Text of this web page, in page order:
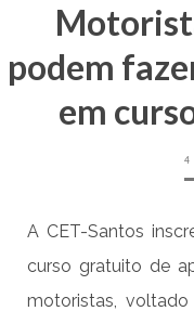
podem
em
4
A CET-Santos
curso gratuito de
motoristas,